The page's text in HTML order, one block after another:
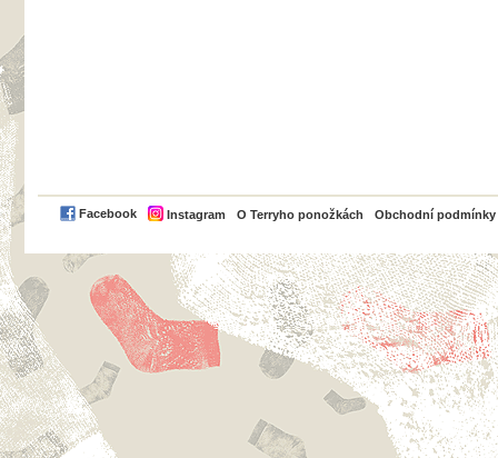
Facebook Instagram O Terryho ponožkách Obchodní podmínky
PayPal